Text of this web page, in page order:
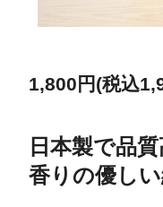
1,800円(税込
日本製で品質
香りの優し